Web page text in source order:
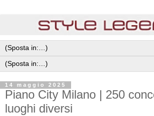
14 maggio 2025
Piano City Milano | 250
luoghi diversi